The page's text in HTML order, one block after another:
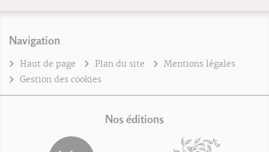
Navigation
Haut de page Plan du site
Mentions légales
Gestion des cookies
Nos éditions